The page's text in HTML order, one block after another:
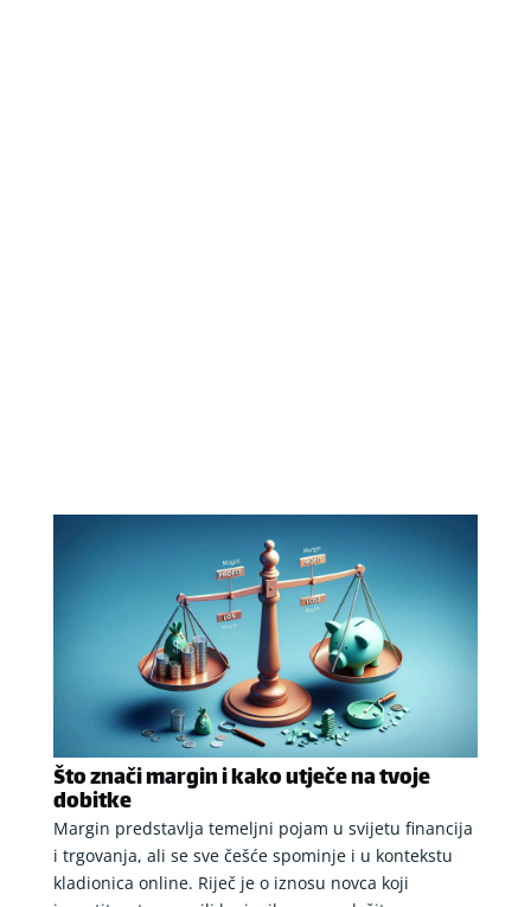
Što znači margin i kako utječe na tvoje
dobitke
Margin predstavlja temeljni pojam u svijetu financija
i trgovanja, ali se sve češće spominje i u kontekstu
kladionica online. Riječ je o iznosu novca koji